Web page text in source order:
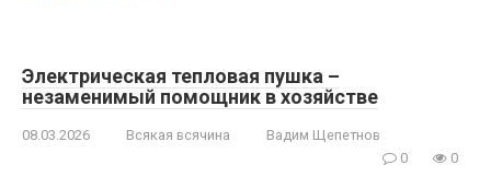
Электрическая тепловая пушка –
незаменимый помощник в хозяйстве
08.03.2026 Всякая всячина
Вадим Щепетнов
0
0